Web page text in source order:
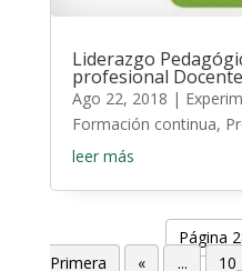
Liderazgo
profesional Docente
Ago 22, 2018 |
Formación continua,
leer más
Página
Primera
« ... 10